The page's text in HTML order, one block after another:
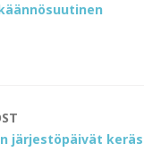
järjestöpäivät